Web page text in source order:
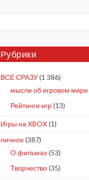
Рубрики
ВСЕ СРАЗУ(1 386)
мысли об игровом мире
Рейтинги игр(13)
Игры на XBOX(1)
личное(387)
О фильмах(53)
Творчество(35)